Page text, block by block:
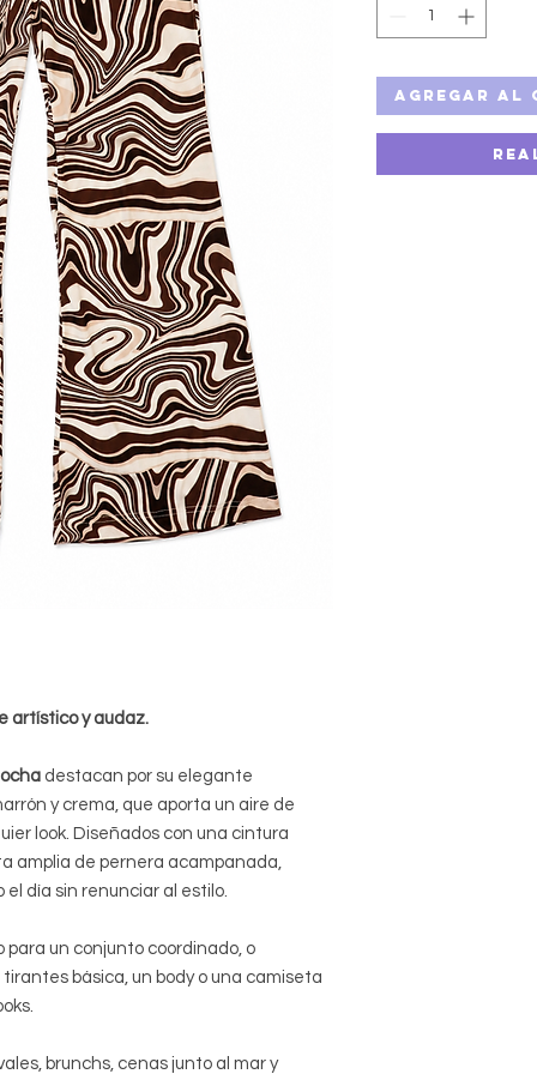
artístico y audaz.
destacan por su elegante
y crema, que aporta un aire de
look. Diseñados con una cintura
amplia de pernera acampanada,
día sin renunciar al estilo.
para un conjunto coordinado, o
básica, un body o una camiseta
brunchs, cenas junto al mar y
Agregar al